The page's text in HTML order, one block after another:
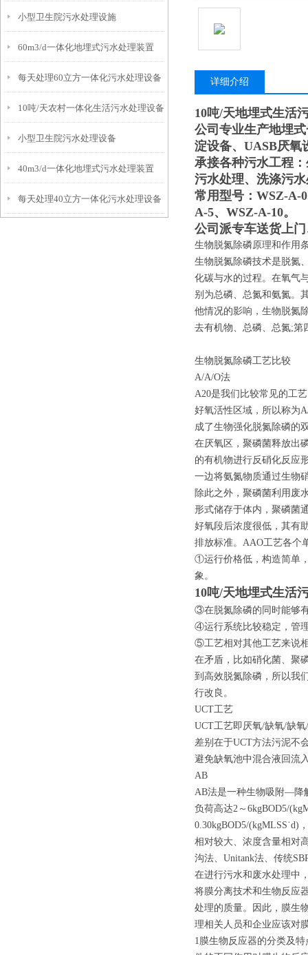
小型卫生院污水处理设施
60m3/d一体化地埋式污水处理装置
每天处理60立方一体化污水处理设备
10吨/天农村一体化生活污水处理设备
小型卫生院污水处理设备
40m3/d一体化地埋式污水处理装置
每天处理40立方一体化污水处理设备
详细介绍
10吨/天地埋式生活
公司专业生产地埋
淀设备、UASB厌氧
承接各种污水工程
污水处理、洗涤污
常用型号：WSZ-A-
A-5、WSZ-A-10。
公司派专车送货上
生物脱氮除磷原理和作用
生物脱氮除磷技术是脱氮
化碳与水的过程。在氧气
别为总磷、总氮和氨氮。
他情况的影响，生物脱氮
去有机物、总磷、总氮;第
生物脱氮除磷工艺比较
A/A/O法
A20是我们比较常见的工
好氧活性区域，所以称为
成了生物强化脱氮除磷的
在厌氧区，聚磷菌释放出
的有机物进行反硝化反应
一边将氨氮物质通过生物
除此之外，聚磷菌利用废
形式储存于体内，聚磷菌
好氧段后浓度很低，其有
排放标准。AAO工艺各个
①运行价格低，构造简单
象。
10吨/天地埋式生活
③在脱氮除磷的同时能够
④运行系统比较稳定，管
⑤工艺相对其他工艺来说
在矛盾，比如硝化菌、聚
到高效脱氮除磷，所以我
行改良。
UCT工艺
UCT工艺即厌氧/缺氧/缺
差别在于UCT方法污泥不
避免缺氧池中混合液回流
AB
AB法是一种生物吸附—降
负荷高达2～6kgBOD5/
0.30kgBOD5/(kgMLSS˙d)
相对较大、浓度含量相对
沟法、Unitank法、传统
在进行污水和废水处理中
将膜分离技术和生物反应
处理的质量。因此，膜生
理相关人员和企业应该对
1膜生物反应器的分类及